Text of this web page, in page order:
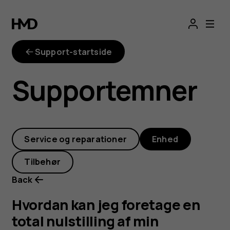
Hvordan
kan
jeg
foretage
en
total
nulstilling
af
Support-startside
Supportemner
Service og reparationer Enhed
Tilbehør
Back
Hvordan kan jeg foretage en
total nulstilling af min